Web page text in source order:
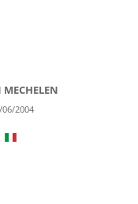
2004